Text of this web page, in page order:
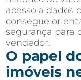
acesso a dados
consegue
segurança para
vendedor.
O papel
imóveis